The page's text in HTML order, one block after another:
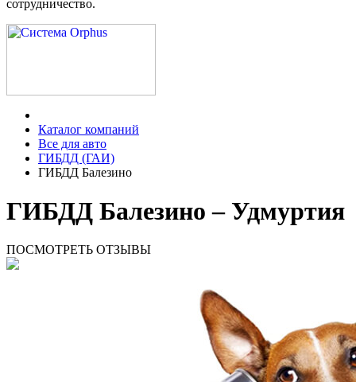
сотрудничество.
Каталог компаний
Все для авто
ГИБДД (ГАИ)
ГИБДД Балезино
ГИБДД Балезино – Удмуртия
ПОСМОТРЕТЬ ОТЗЫВЫ